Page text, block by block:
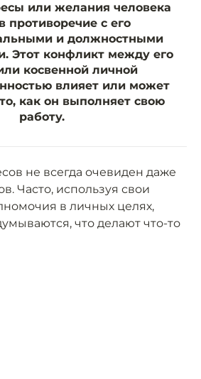
или желания человека
противоречие с его
и должностными
Этот конфликт между его
косвенной личной
влияет или может
как он выполняет свою
работу.
не всегда очевиден даже
Часто, используя свои
в личных целях,
что делают что-то